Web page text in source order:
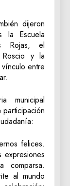
dijeron
la Escuela
Rojas, el
Roscio y la
entre
municipal
felices.
comparsa.
al mundo